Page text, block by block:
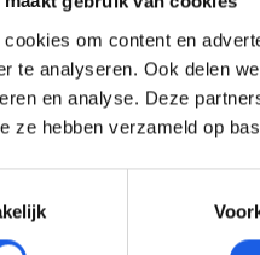
cookies om content en
te analyseren. Ook delen
en analyse. Deze
ze hebben verzameld op